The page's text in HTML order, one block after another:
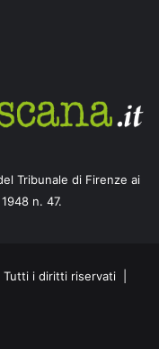
Tribunale di Firenze ai
n. 47.
Tutti i diritti riservati |